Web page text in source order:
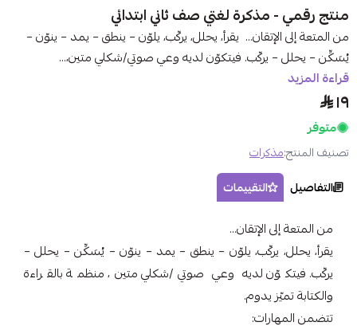
منتج رقمي - مذكرة لغتي صف ثاني ابتدائي
من المتعة إلى الإتقان… يقرأ، يحلل، يركّب، يلوّن – ينطق – يمد – ينوّن –
يُسَكِّن – يحلل – يركّب. فيتكوّن لديه وعي صوتي/شكلي متين،...
قراءة المزيد
١٩
متوفر
تصنيف المنتج:مذكرات
التفاصيل
التقييمات
من المتعة إلى الإتقان…
يقرأ، يحلل، يركّب، يلوّن – ينطق – يمد – ينوّن – يُسَكِّن – يحلل –
يركّب. فيتكوّن لديه وعي صوتي/شكلي متين، منظمة بالقراءة
والكتابة تميّز يدوم.
تتضمن المهارات: